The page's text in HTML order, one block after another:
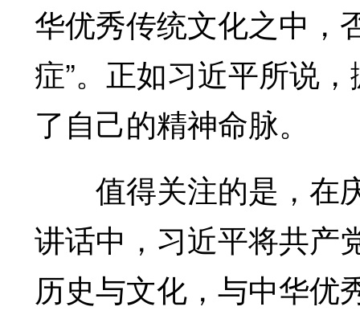
华优秀传统文化之中，
症”。正如习近平所说
了自己的精神命脉。
值得关注的是，在
讲话中，习近平将共产
历史与文化，与中华优